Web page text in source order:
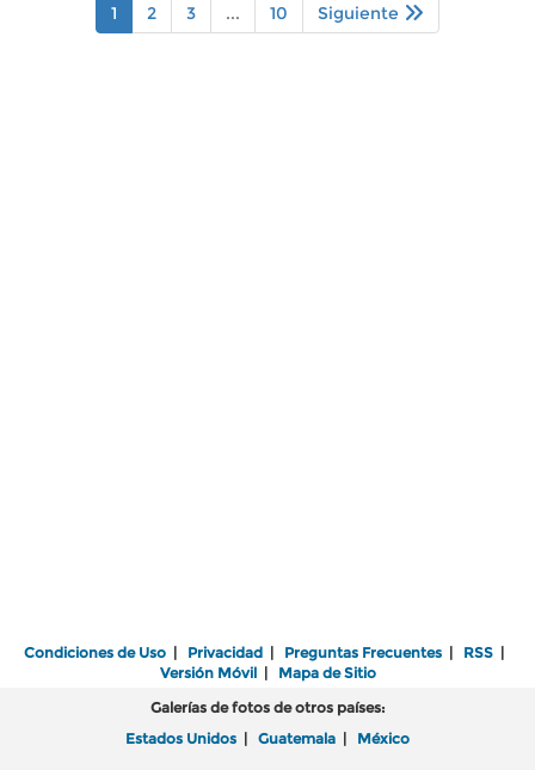
1 2 3 ... 10 Siguiente
Condiciones de Uso | Privacidad | Preguntas Frecuentes | RSS |
Versión Móvil| Mapa de Sitio
Galerías de fotos de otros países:
Estados Unidos | Guatemala | México